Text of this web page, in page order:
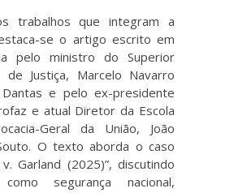
trabalhos que integram a
se o artigo escrito em
pelo ministro do Superior
de Justiça, Marcelo Navarro
e pelo ex-presidente
e atual Diretor da Escola
Geral da União, João
O texto aborda o caso
v. Garland (2025)”, discutindo
segurança nacional,